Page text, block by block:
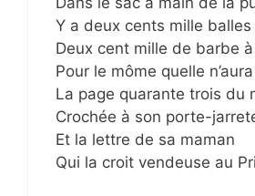
Y a deux cents mille
Deux cent mille de barbe
Pour le môme quelle
La page quarante trois du
Crochée à son porte-
Et la lettre de sa maman
Qui la croit vendeuse au